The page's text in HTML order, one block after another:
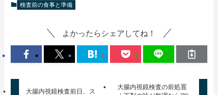
検査前の食事と準備
よかったらシェアしてね！
大腸内視鏡検査前日、ス
大腸内視鏡検査の前処置